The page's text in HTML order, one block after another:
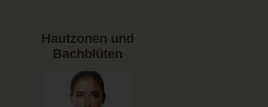
Hautzonen und
Bachblüten